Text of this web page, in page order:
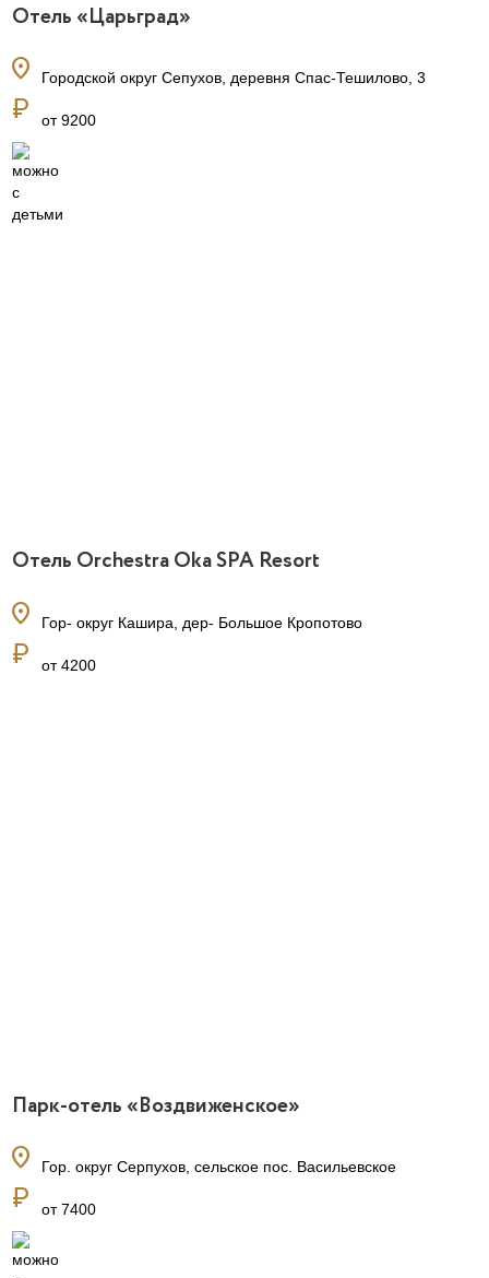
Отель «Царьград»
location_on
Городской округ Сепухов, деревня Спас-Тешилово, 3
currency_ruble от 9200
Отель Orchestra Oka SPA Resort
location_on
Гор- округ Кашира, дер- Большое Кропотово
currency_ruble от 4200
Парк-отель «Воздвиженское»
location_on
Гор. округ Серпухов, сельское пос. Васильевское
currency_ruble от 7400